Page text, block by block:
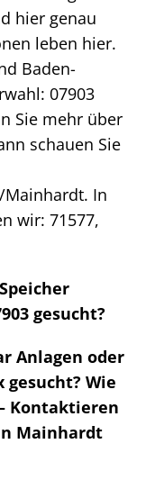
hier genau
leben hier.
Baden-
07903
Sie mehr über
schauen Sie
In
wir: 71577,
gesucht?
Anlagen oder
Wie
Kontaktieren
Mainhardt